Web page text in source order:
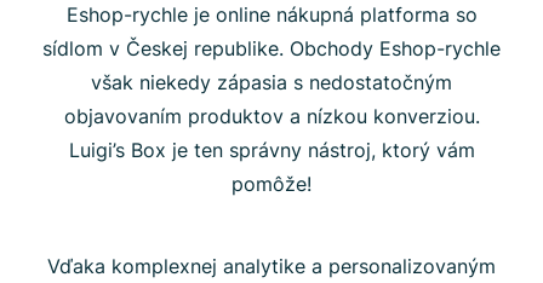
Eshop-rychle je online nákupná platforma so
sídlom v Českej republike. Obchody Eshop-rychle
však niekedy zápasia s nedostatočným
objavovaním produktov a nízkou konverziou.
Luigi’s Box je ten správny nástroj, ktorý vám
pomôže!
Vďaka komplexnej analytike a personalizovaným